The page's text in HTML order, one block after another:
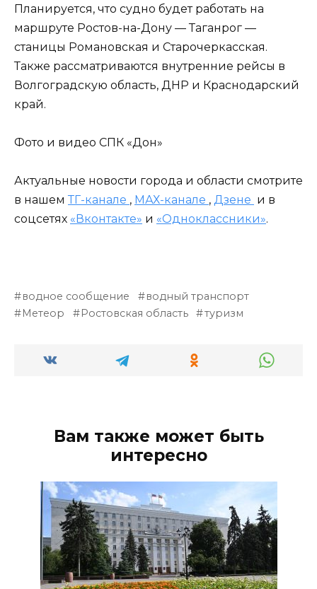
Планируется, что судно будет работать на
маршруте Ростов-на-Дону — Таганрог —
станицы Романовская и Старочеркасская.
Также рассматриваются внутренние рейсы в
Волгоградскую область, ДНР и Краснодарский
край.
Фото и видео СПК «Дон»
Актуальные новости города и области смотрите
в нашем ТГ-канале , МАХ-канале , Дзене и в
соцсетях «Вконтакте» и «Одноклассники».
водное сообщение
водный транспорт
Метеор
Ростовская область туризм
Вам также может быть
интересно